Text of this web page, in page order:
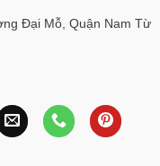
Đại Mỗ, Quận Nam Từ